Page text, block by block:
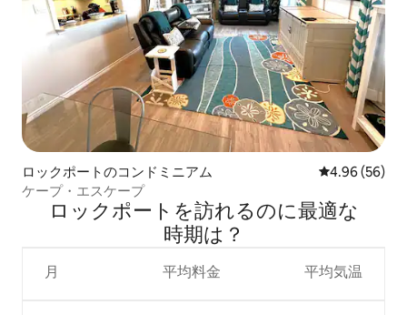
ロックポートのコンドミニアム レビュー56
4.96 (56)
ケープ・エスケープ
ロックポートを訪⁠れ⁠るの⁠に最⁠適⁠な
時⁠期⁠は⁠？
月 平均料金 平均気温